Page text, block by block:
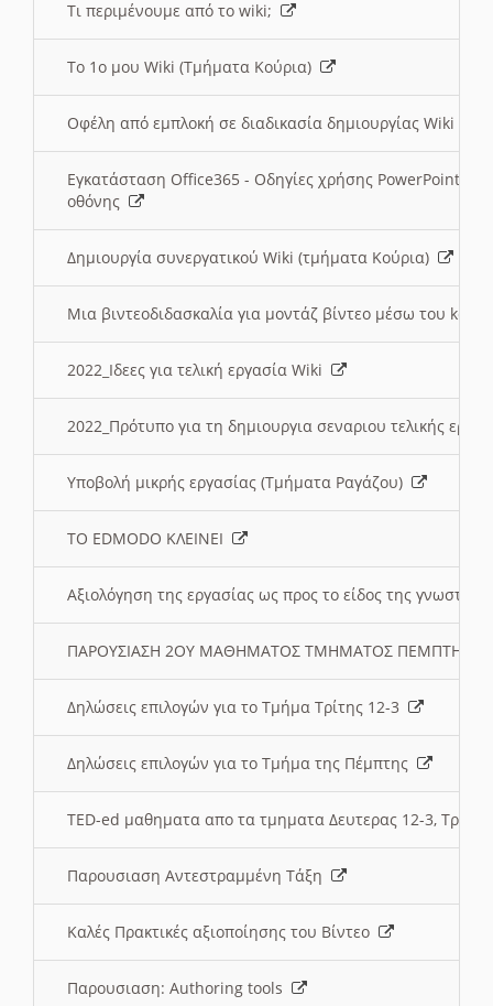
Τι περιμένουμε από το wiki;
Το 1ο μου Wiki (Τμήματα Κούρια)
Οφέλη από εμπλοκή σε διαδικασία δημιουργίας Wiki
Εγκατάσταση Office365 - Οδηγίες χρήσης PowerPoint
οθόνης
Δημιουργία συνεργατικού Wiki (τμήματα Κούρια)
Μια βιντεοδιδασκαλία για μοντάζ βίντεο μέσω του
2022_Ιδεες για τελική εργασία Wiki
2022_Πρότυπο για τη δημιουργια σεναριου τελικής
Υποβολή μικρής εργασίας (Τμήματα Ραγάζου)
ΤΟ EDMODO ΚΛΕΙΝΕΙ
Αξιολόγηση της εργασίας ως προς το είδος της
ΠΑΡΟΥΣΙΑΣΗ 2ΟΥ ΜΑΘΗΜΑΤΟΣ ΤΜΗΜΑΤΟΣ
Δηλώσεις επιλογών για το Τμήμα Τρίτης 12-3
Δηλώσεις επιλογών για το Τμήμα της Πέμπτης
TED-ed μαθηματα απο τα τμηματα Δευτερας 12-3,
Παρουσιαση Αντεστραμμένη Τάξη
Καλές Πρακτικές αξιοποίησης του Βίντεο
Παρουσιαση: Authoring tools